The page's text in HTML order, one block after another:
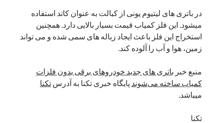
ژانویه 2025
دسامبر 2024
اکتبر 2024
آگوست 2024
جولای 2024
ژوئن 2024
در باتری های لیتیوم یونی از کبالت به عنوان کاتد استفاده
میشود. این فلز کمیاب قیمت بسیار بالایی دارد. همچنین
استخراج این فلز باعث ایجاد زباله های سمی شده و می تواند
زمین، هوا و آب را آلوده کند.
منبع خبر باتری های جدید خودروهای برقی بدون فلزات
کمیاب ساخته می‌شوند پایگاه خبری تکنا به آدرستکنا
میباشد.
تکنا